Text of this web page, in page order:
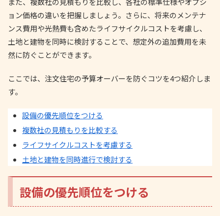
ョン価格の違いを把握しましょう。さらに、将来のメンテナ
ンス費用や光熱費も含めたライフサイクルコストを考慮し、
土地と建物を同時に検討することで、想定外の追加費用を未
然に防ぐことができます。
ここでは、注文住宅の予算オーバーを防ぐコツを4つ紹介しま
す。
設備の優先順位をつける
複数社の見積もりを比較する
ライフサイクルコストを考慮する
土地と建物を同時進行で検討する
設備の優先順位をつける